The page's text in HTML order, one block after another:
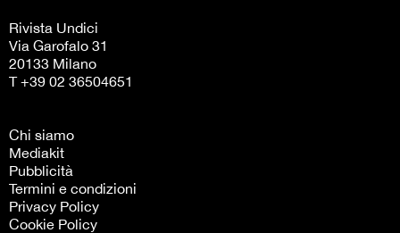
Rivista Undici
Via Garofalo 31
20133 Milano
T +39 02 36504651
Chi siamo
Mediakit
Pubblicità
Termini e condizioni
Privacy Policy
Cookie Policy